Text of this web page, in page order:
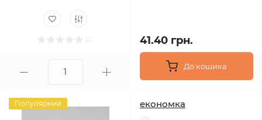
41.40 грн.
До кошика
Популярний економка